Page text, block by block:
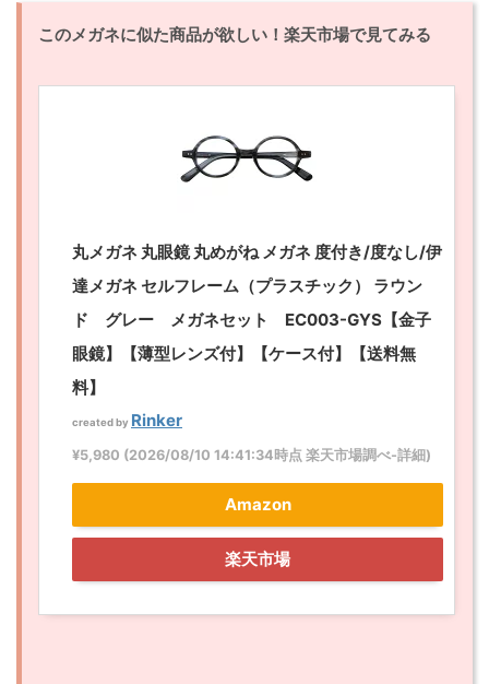
このメガネに似た商品が欲しい！ 楽天市場で見てみる
丸メガネ 丸眼鏡 丸めがね メガネ 度付き/度なし/伊
達メガネ セルフレーム（プラスチック） ラウン
ド グレー メガネセット EC003-GYS【金子
眼鏡】【薄型レンズ付】【ケース付】【送料無
料】
created by Rinker
¥5,980 (2026/08/10 14:41:34時点 楽天市場調べ-詳細)
Amazon
楽天市場